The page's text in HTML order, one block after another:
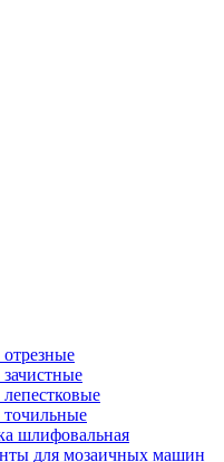
шлифовальная
для мозаичных машин